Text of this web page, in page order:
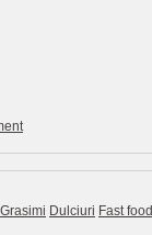
Grasimi Dulciuri Fast food